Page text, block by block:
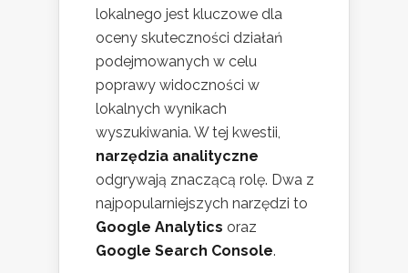
lokalnego jest kluczowe dla
oceny skuteczności działań
podejmowanych w celu
poprawy widoczności w
lokalnych wynikach
wyszukiwania. W tej kwestii,
narzędzia analityczne
odgrywają znaczącą rolę. Dwa z
najpopularniejszych narzędzi to
Google Analytics oraz
Google Search Console.